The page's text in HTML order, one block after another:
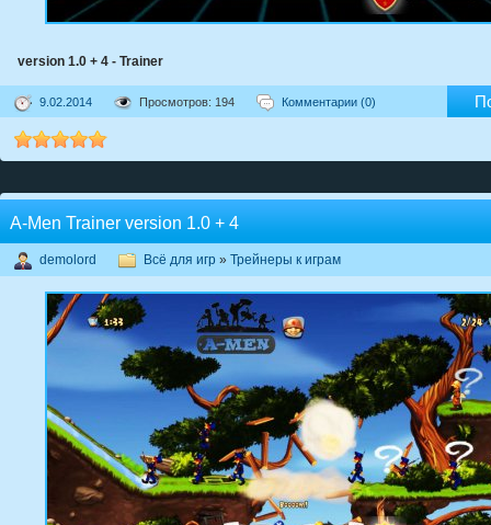
version 1.0 + 4 - Trainer
9.02.2014 Просмотров: 194 Комментарии (0)
A-Men Trainer version 1.0 + 4
demolord Всё для игр » Трейнеры к играм